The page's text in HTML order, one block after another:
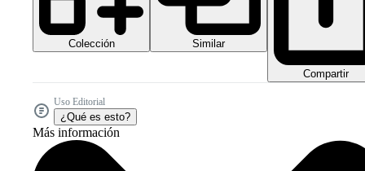
Colección Similar
Compartir
Uso Editorial
¿Qué es esto?
Más información